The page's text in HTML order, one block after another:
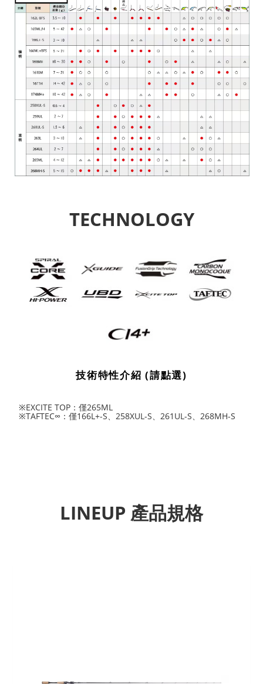
TECHNOLOGY
技術特性介紹 (請點選)
※EXCITE TOP：僅265ML
※TAFTEC∞：僅166L+-S、258XUL-S、261UL-S、268MH-S
LINEUP 產品規格